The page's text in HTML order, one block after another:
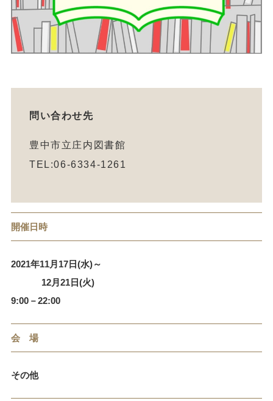
問い合わせ先
豊中市立庄内図書館
TEL:06-6334-1261
開催日時
2021年11月17日(水)～
12月21日(火)
9:00－22:00
会 場
その他